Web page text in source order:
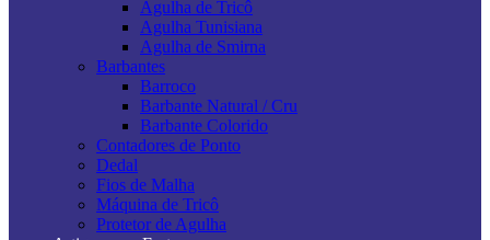
Agulha de Tricô
Agulha Tunisiana
Agulha de Smirna
Barbantes
Barroco
Barbante Natural / Cru
Barbante Colorido
Contadores de Ponto
Dedal
Fios de Malha
Máquina de Tricô
Protetor de Agulha